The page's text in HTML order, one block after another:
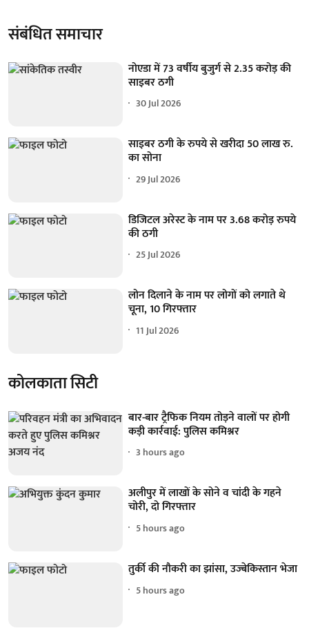
संबंधित समाचार
नोएडा में 73 वर्षीय बुजुर्ग से 2.35 करोड़ की
साइबर ठगी
30 Jul 2026
साइबर ठगी के रुपये से खरीदा 50 लाख रु.
का सोना
29 Jul 2026
डिजिटल अरेस्ट के नाम पर 3.68 करोड़ रुपये
की ठगी
25 Jul 2026
लोन दिलाने के नाम पर लोगों को लगाते थे
चूना, 10 गिरफ्तार
11 Jul 2026
कोलकाता सिटी
बार-बार ट्रैफिक नियम तोड़ने वालों पर होगी
कड़ी कार्रवाई: पुलिस कमिश्नर
3 hours ago
अलीपुर में लाखों के सोने व चांदी के गहने
चोरी, दो गिरफ्तार
5 hours ago
तुर्की की नौकरी का झांसा, उज्बेकिस्तान भेजा
5 hours ago